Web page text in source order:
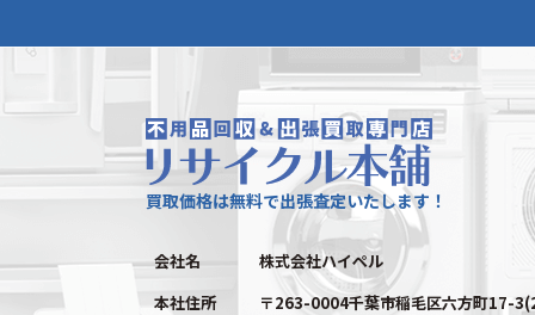
買取価格は無料で出張査定いたします！
会社名
株式会社ハイペル
本社住所
〒263-0004千葉市稲毛区六方町17-